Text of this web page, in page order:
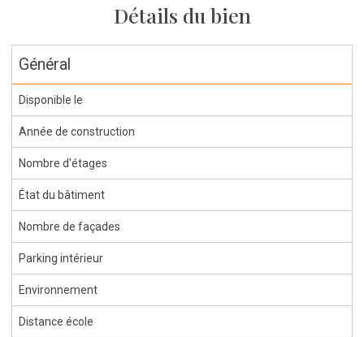
Détails du bien
Général
Disponible le
Année de construction
Nombre d'étages
État du bâtiment
Nombre de façades
Parking intérieur
Environnement
Distance école